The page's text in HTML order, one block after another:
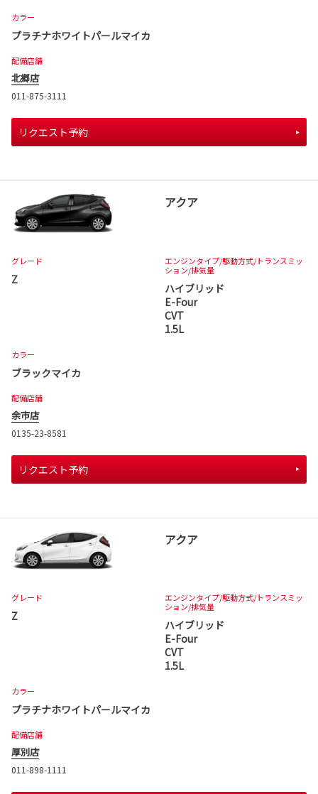
カラー
プラチナホワイトパールマイカ
配備店舗
北郷店
011-875-3111
リクエスト予約
アクア
グレード
Z
エンジンタイプ/駆動方式/トランスミッ
ション/排気量
ハイブリッド
E-Four
CVT
1.5L
カラー
ブラックマイカ
配備店舗
余市店
0135-23-8581
リクエスト予約
アクア
グレード
Z
エンジンタイプ/駆動方式/トランスミッ
ション/排気量
ハイブリッド
E-Four
CVT
1.5L
カラー
プラチナホワイトパールマイカ
配備店舗
厚別店
011-898-1111